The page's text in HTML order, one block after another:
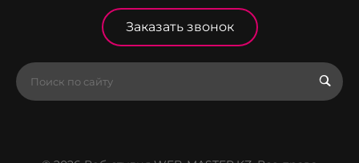
Заказать звонок